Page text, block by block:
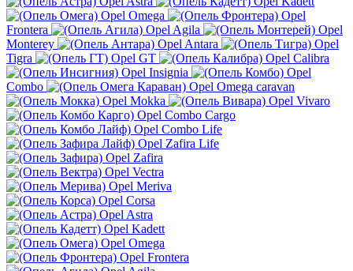
Opel Omega
Opel
Frontera
Opel Agila
Opel
Monterey
Opel Antara
Opel
Tigra
Opel GT
Opel Calibra
Opel Insignia
Opel
Combo
Opel Omega caravan
Opel Mokka
Opel Vivaro
Opel Combo Cargo
Opel Combo Life
Opel Zafira Life
Opel Zafira
Opel Vectra
Opel Meriva
Opel Corsa
Opel Astra
Opel Kadett
Opel Omega
Opel Frontera